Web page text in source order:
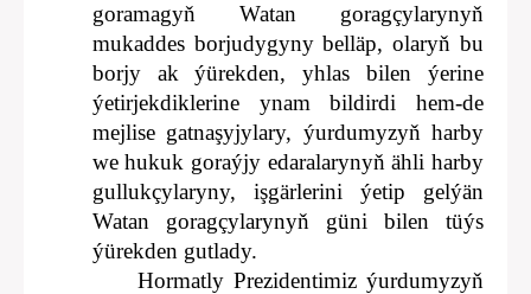
goramagyň Watan goragçylarynyň
mukaddes borjudygyny belläp, olaryň bu
borjy ak ýürekden, yhlas bilen ýerine
ýetirjekdiklerine ynam bildirdi hem-de
mejlise gatnaşyjylary, ýurdumyzyň harby
we hukuk goraýjy edaralarynyň ähli harby
gullukçylaryny, işgärlerini ýetip gelýän
Watan goragçylarynyň güni bilen tüýs
ýürekden gutlady.
Hormatly Prezidentimiz ýurdumyzyň